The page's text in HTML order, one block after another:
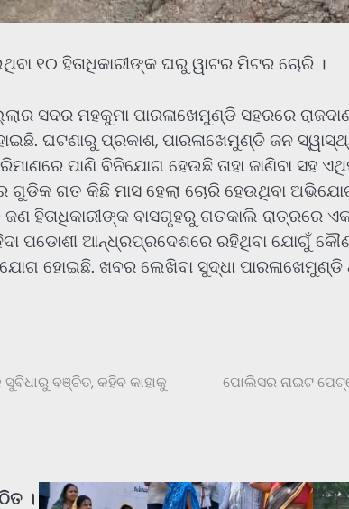
୧୦ ହିତାଧିକାରୀଙ୍କ ଘରୁ ୱାଟର ମିଟର ଚୋରି ।
ସଦର ମହକୁମା ପାରଳାଖେମୁଣ୍ଡି ସହରରେ
ଘଟଣାରୁ ପ୍ରକାଶ, ପାରଳାଖେମୁଣ୍ଡି ଜନ
ପାଣି ବିନିଯୋଗ ହେଉଛି ତାହା ଜାଣିବା
ଗୁଡିକ ଗତ କିଛି ମାସ ହେଲା ଚୋରି ହେଉଥିବା
ହିତାଧିକାରୀଙ୍କ ବାସଗୃହରୁ ଗତକାଲି ରାତ୍ରରେ
ପଡୋଶୀ ଆନ୍ଧ୍ରପ୍ରଦେଶରେ ରହିଥିବା ଯୋଗୁଁ
ହୋଇଛି. ଖବର ଲେଖିବା ସୁଦ୍ଧା ପାରଳାଖେମୁଣ୍ଡି
ବଞ୍ଚିତ, କହିବ କାହାକୁ
ପୋଲିସର ନାଇଟ
।